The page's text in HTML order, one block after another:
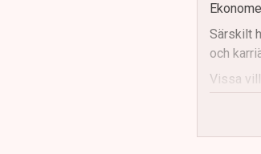
Särskilt
och
Vissa